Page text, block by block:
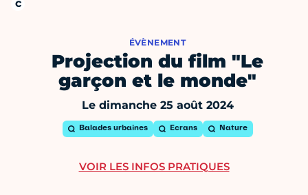
ÉVÈNEMENT
Projection du film "Le
garçon et le monde"
Le dimanche 25 août 2024
Balades urbaines Ecrans Nature
VOIR LES INFOS PRATIQUES